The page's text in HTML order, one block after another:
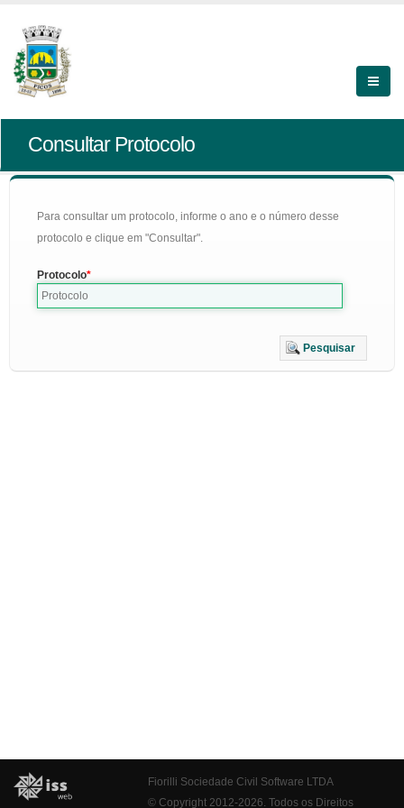
Consultar Protocolo
Para consultar um protocolo, informe o ano e o número desse
protocolo e clique em "Consultar".
Protocolo
Pesquisar
Fiorilli Sociedade Civil Software LTDA
© Copyright 2012-2026. Todos os Direitos